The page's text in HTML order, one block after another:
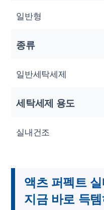
일반형
종류
일반세탁세제
세탁세제 용도
실내건조
액츠 퍼펙트
지금 바로 득